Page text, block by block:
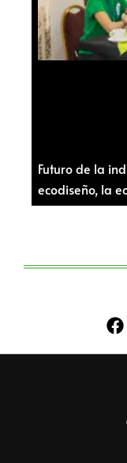
Futuro de la
ecodiseño, la